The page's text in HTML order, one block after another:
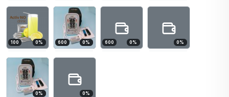
100 0% 600 0% 600 0% 0%
0% 0%